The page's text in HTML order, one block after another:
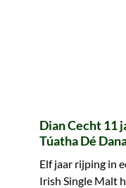
Dian Cecht 11
Túatha Dé
Elf jaar rijping in
Irish Single Malt